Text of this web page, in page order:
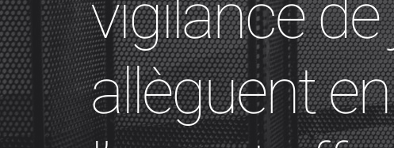
vigilance
allèguent